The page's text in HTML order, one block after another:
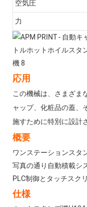
空気圧
力
応用
この機械は、さまざま
ャップ、化粧品の蓋、
施すために特別に設計
概要
ワンステーションスタ
写真の通り自動積載シ
PLC制御とタッチスク
仕様